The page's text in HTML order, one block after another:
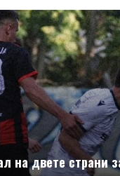
на двете страни